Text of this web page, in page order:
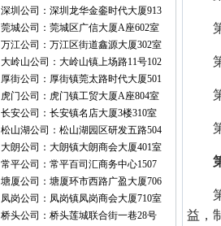
深圳公司：深圳龙华金銮时代大厦913
莞城公司：莞城区广信大厦A座602室
万江公司：万江区街道鑫源大厦302室
大岭山公司：大岭山镇上场路11号102
厚街公司：厚街镇莞太路时代大厦501
虎门公司：虎门镇工贸大厦A座804室
长安公司：长安镇名店大厦3楼310室
松山湖公司：松山湖园区研发五路504
大朗公司：大朗镇大朗商会大厦401室
常平公司：常平百司汇商务中心1507
塘厦公司：塘厦环市西路广盈大厦706
凤岗公司：凤岗镇凤岗商会大厦710室
桥头公司：桥头莲城联合街一巷28号
益，